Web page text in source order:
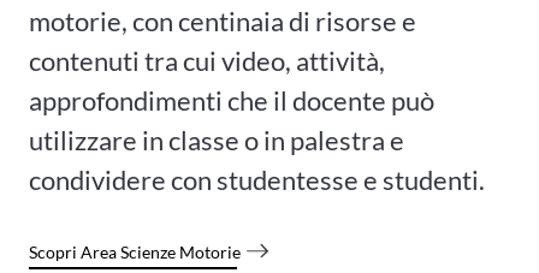
motorie, con centinaia di risorse e
contenuti tra cui video, attività,
approfondimenti che il docente può
utilizzare in classe o in palestra e
condividere con studentesse e studenti.
Scopri Area Scienze Motorie